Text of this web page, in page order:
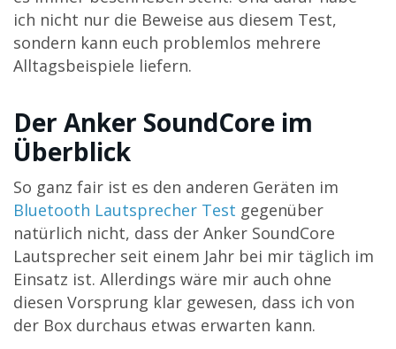
ich nicht nur die Beweise aus diesem Test,
sondern kann euch problemlos mehrere
Alltagsbeispiele liefern.
Der Anker SoundCore im
Überblick
So ganz fair ist es den anderen Geräten im
Bluetooth Lautsprecher Test gegenüber
natürlich nicht, dass der Anker SoundCore
Lautsprecher seit einem Jahr bei mir täglich im
Einsatz ist. Allerdings wäre mir auch ohne
diesen Vorsprung klar gewesen, dass ich von
der Box durchaus etwas erwarten kann.